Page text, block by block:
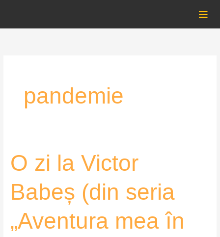
content
pandemie
O zi la Victor
Babeș (din seria
„Aventura mea în
O
zi
Victor
seria